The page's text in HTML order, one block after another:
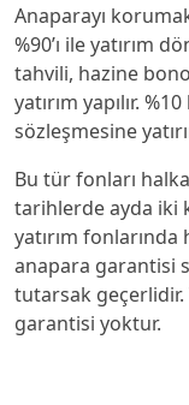
Anaparayı
%90’ı ile yatırım
tahvili, hazine
yatırım yapılır.
sözleşmesine
Bu tür fonları
tarihlerde ayda iki
yatırım
anapara garantisi
tutarsak geçerlidir.
garantisi yoktur.